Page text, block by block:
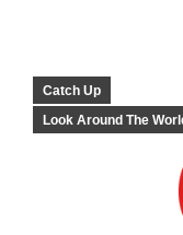
Catch Up
Look Around The